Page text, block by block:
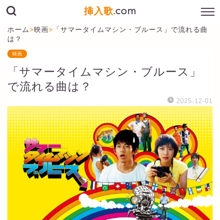
挿入歌.com
ホーム>映画> 「サマータイムマシン・ブルース」で流れる曲
は？
映画
「サマータイムマシン・ブルース」
で流れる曲は？
2025-12-01